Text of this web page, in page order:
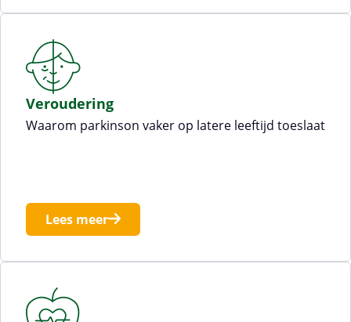
Veroudering
Waarom parkinson vaker op latere leeftijd toeslaat
Lees meer